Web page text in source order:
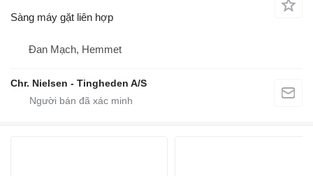
Sàng máy gặt liên hợp
Đan Mạch, Hemmet
Chr. Nielsen - Tingheden A/S